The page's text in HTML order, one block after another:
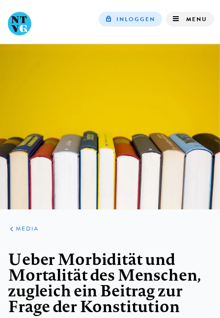
INLOGGEN MENU
ARTIKELEN
VARIA
MEDIA
Ueber Morbidität und
Mortalität des Menschen,
zugleich ein Beitrag zur
Frage der Konstitution